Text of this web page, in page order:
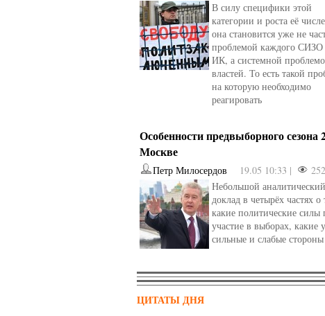
В силу специфики этой
категории и роста её
она становится уже не
проблемой каждого СИЗО
ИК, а системной
властей. То есть такой
на которую необходимо
реагировать
Особенности предвыборного сезона
Москве
Петр Милосердов 19.05 10:33 |
Небольшой аналитический
доклад в четырёх частях о
какие политические силы
участие в выборах, какие
сильные и слабые стороны
ЦИТАТЫ ДНЯ